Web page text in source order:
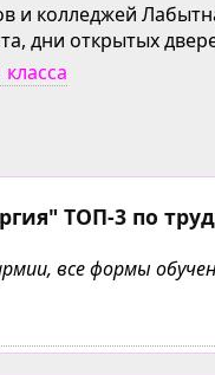
и колледжей
дни открытых
ТОП-3 по
все формы